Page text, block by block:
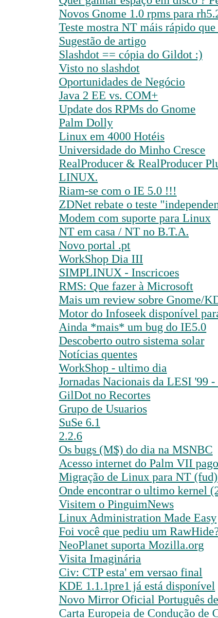
Novos Gnome 1.0 rpms para
Teste mostra NT máis rápido
Sugestão de artigo
Slashdot == cópia do Gildot :)
Visto no slashdot
Oportunidades de Negócio
Java 2 EE vs. COM+
Update dos RPMs do Gnome
Palm Dolly
Linux em 4000 Hotéis
Universidade do Minho Cresce
RealProducer & RealProducer
LINUX.
Riam-se com o IE 5.0 !!!
ZDNet rebate o teste
Modem com suporte para Linux
NT em casa / NT no B.T.A.
Novo portal .pt
WorkShop Dia III
SIMPLINUX - Inscricoes
RMS: Que fazer à Microsoft
Mais um review sobre Gnome/
Motor do Infoseek disponível
Ainda *mais* um bug do IE5.0
Descoberto outro sistema solar
Notícias quentes
WorkShop - ultimo dia
Jornadas Nacionais da LESI '99
GilDot no Recortes
Grupo de Usuarios
SuSe 6.1
2.2.6
Os bugs (M$) do dia na MSNBC
Acesso internet do Palm VII
Migração de Linux para NT (fud)
Onde encontrar o ultimo kernel
Visitem o PinguimNews
Linux Administration Made Easy
Foi você que pediu um
NeoPlanet suporta Mozilla.org
Visita Imaginária
Civ: CTP esta' em versao final
KDE 1.1.1pre1 já está disponível
Novo Mirror Oficial Português
Carta Europeia de Condução de